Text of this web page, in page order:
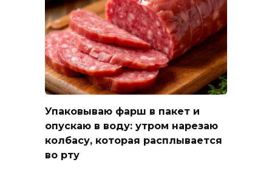
Упаковываю фарш в пакет и
опускаю в воду: утром нарезаю
колбасу, которая расплывается
во рту